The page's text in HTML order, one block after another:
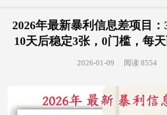
2026年最新暴利信息差项目：
10天后稳定3张，0门槛，每
2026-01-09 阅读 8554